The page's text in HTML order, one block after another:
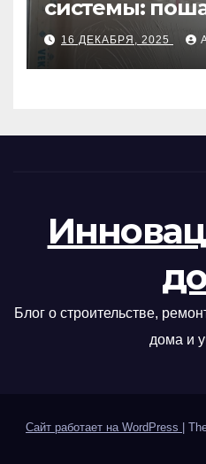
системы:
руководство
16 ДЕКАБРЯ, 2025
Блог о строительстве,
дома и
Сайт работает на WordPress